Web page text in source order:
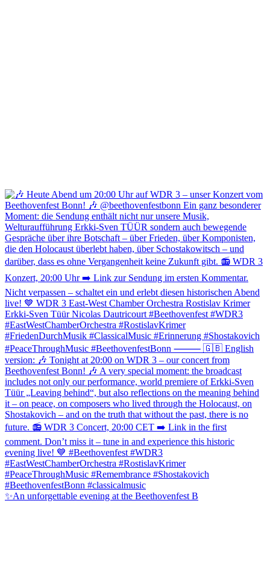
✨An unforgettable evening at the Beethovenfest B